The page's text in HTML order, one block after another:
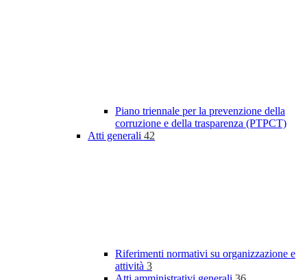
Piano triennale per la prevenzione della
corruzione e della trasparenza (PTPCT)
Atti generali 42
Riferimenti normativi su organizzazione e
attività 3